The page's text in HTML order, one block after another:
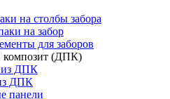
на столбы забора
на забор
для заборов
композит (ДПК)
из ДПК
ДПК
панели